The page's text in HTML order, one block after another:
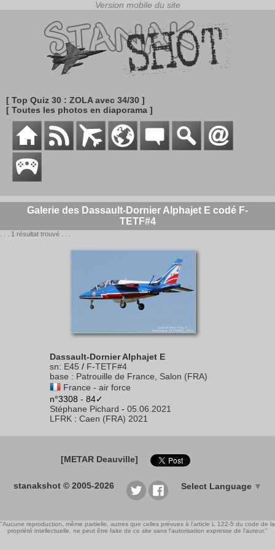
[ Top Quiz 30 : ZOLA avec 34/30 ]
[ Toutes les photos en diaporama ]
Galerie des Dassault-Dornier Alphajet E codé F-
TETF#4
. . . 1 résultat trouvé . . .
Dassault-Dornier Alphajet E
sn: E45 / F-TETF#4
base : Patrouille de France, Salon (FRA)
France - air force
n°3308 - 84✓
Stéphane Pichard - 05.06.2021
LFRK : Caen (FRA) 2021
[METAR Deauville]
stanakshot © 2005-2026 Select Language ▼
"Aucune reproduction, même partielle, autres que celles prévues à l'article L 122-5 du code de la
propriété intellectuelle, ne peut être faite de ce site sans l'autorisation expresse de l'auteur."